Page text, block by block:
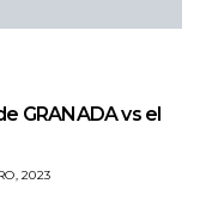
GRANADA vs el
2023